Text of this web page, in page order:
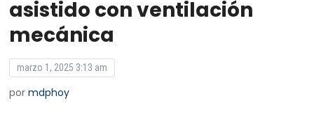
asistido con ventilación
mecánica
marzo 1, 2025 3:13 am
pormdphoy